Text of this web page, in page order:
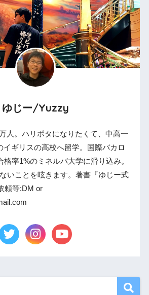
ゆじー/Yuzzy
人。ハリポタになりたくて、中高一
イギリスの高校へ留学。国際バカロ
格率1%のミネルバ大学に滑り込み。
いことを呟きます。著書『ゆじー式
頼等:DM or